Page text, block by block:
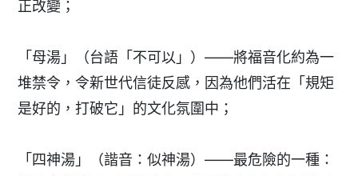
正改變；
「母湯」（台語「不可以」）——將福音化約為一
堆禁令，令新世代信徒反感，因為他們活在「規矩
是好的，打破它」的文化氛圍中；
「四神湯」（諧音：似神湯）——最危險的一種：